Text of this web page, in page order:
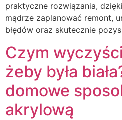
praktyczne rozwiązania,
mądrze zaplanować remont,
błędów oraz skutecznie
Czym
żeby była
domowe
akrylową